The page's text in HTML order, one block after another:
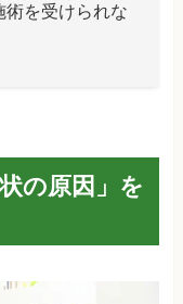
術を受けられな
の原因」を